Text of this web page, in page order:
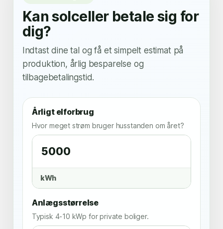
Kan solceller betale sig for
dig?
Indtast dine tal og få et simpelt estimat på
produktion, årlig besparelse og
tilbagebetalingstid.
Årligt elforbrug
Hvor meget strøm bruger husstanden om året?
kWh
Anlægsstørrelse
Typisk 4-10 kWp for private boliger.